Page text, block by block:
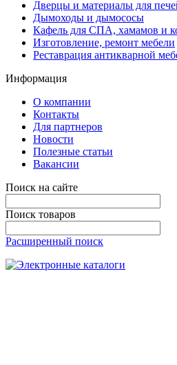
Дверцы и материалы для
Дымоходы и дымососы
Кафель для СПА, хамамов и
Изготовление, ремонт мебели
Реставрация антикварной
Информация
О компании
Контакты
Для партнеров
Новости
Полезные статьи
Вакансии
Поиск на сайте
Поиск товаров
Расширенный поиск